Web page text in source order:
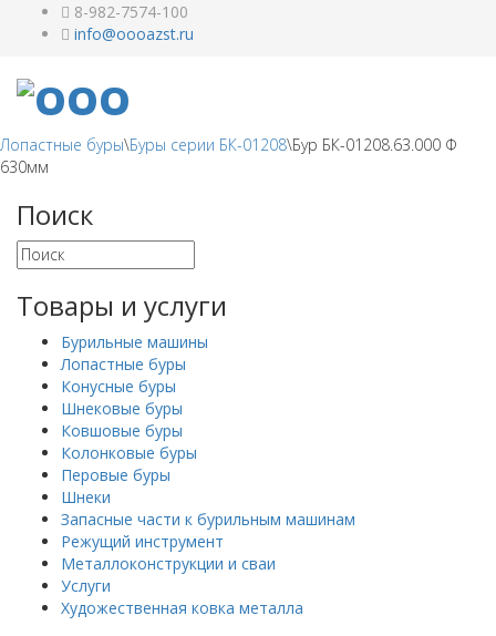
8-982-7574-100
Лопастные буры\Буры серии БК-01208\Бур БК-01208.63.000 Ф
630мм
Поиск
Товары и услуги
Бурильные машины
Лопастные буры
Конусные буры
Шнековые буры
Ковшовые буры
Колонковые буры
Перовые буры
Шнеки
Запасные части к бурильным машинам
Режущий инструмент
Металлоконструкции и сваи
Услуги
Художественная ковка металла